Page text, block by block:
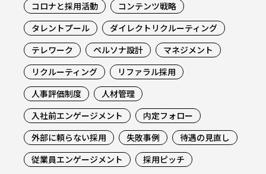
コロナと採用活動
コンテンツ戦略
タレントプール
ダイレクトリクルーティング
テレワーク
ペルソナ設計
マネジメント
リクルーティング
リファラル採用
人事評価制度
人材管理
入社前エンゲージメント
内定フォロー
外部に頼らない採用
失敗事例
待遇の見直し
従業員エンゲージメント
採用ピッチ